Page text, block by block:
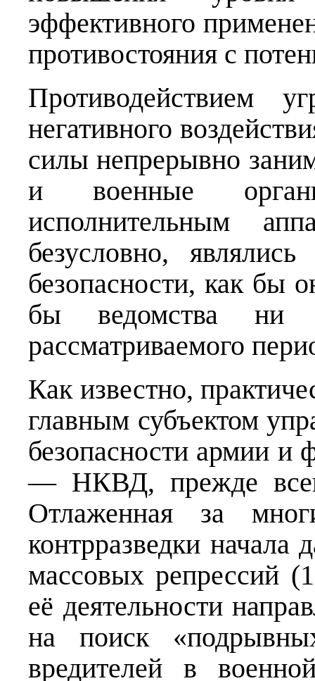
эффективного
противостояния с
Противодействием
негативного
силы непрерывно
и военные
исполнительным
безусловно, являлись
безопасности, как бы
бы ведомства ни
рассматриваемого
Как известно,
главным субъектом
безопасности армии и
— НКВД, прежде
Отлаженная за
контрразведки начала
массовых репрессий
её деятельности
на поиск
вредителей в